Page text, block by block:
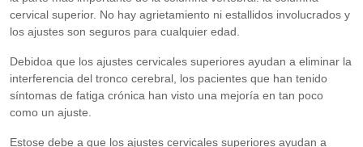
cervical superior. No hay agrietamiento ni estallidos involucrados y
los ajustes son seguros para cualquier edad.
Debidoa que los ajustes cervicales superiores ayudan a eliminar la
interferencia del tronco cerebral, los pacientes que han tenido
síntomas de fatiga crónica han visto una mejoría en tan poco
como un ajuste.
Estose debe a que los ajustes cervicales superiores ayudan a